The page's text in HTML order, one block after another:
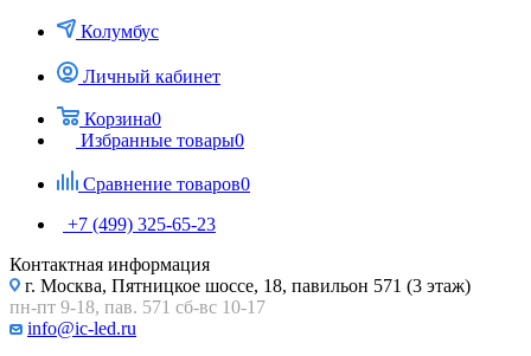
Колумбус
Личный кабинет
Корзина0
Избранные товары0
Сравнение товаров0
+7 (499) 325-65-23
Контактная информация
г. Москва, Пятницкое шоссе, 18, павильон 571 (3 этаж)
пн-пт 9-18, пав. 571 сб-вс 10-17
info@ic-led.ru